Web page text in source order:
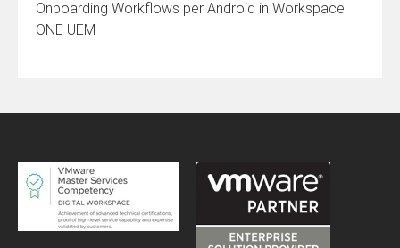
Onboarding Workflows per Android in Workspace
ONE UEM